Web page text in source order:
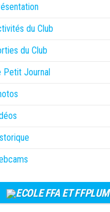
du Club
du Club
Petit Journal
ECOLE FFA ET FFPLUM